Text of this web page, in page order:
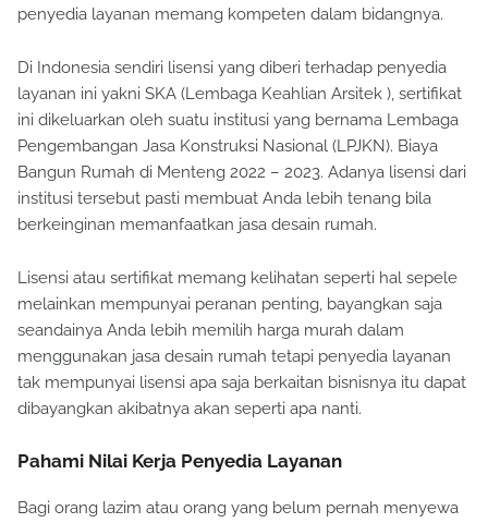
penyedia layanan memang kompeten dalam bidangnya.
Di Indonesia sendiri lisensi yang diberi terhadap penyedia
layanan ini yakni SKA (Lembaga Keahlian Arsitek ), sertifikat
ini dikeluarkan oleh suatu institusi yang bernama Lembaga
Pengembangan Jasa Konstruksi Nasional (LPJKN). Biaya
Bangun Rumah di Menteng 2022 – 2023. Adanya lisensi dari
institusi tersebut pasti membuat Anda lebih tenang bila
berkeinginan memanfaatkan jasa desain rumah.
Lisensi atau sertifikat memang kelihatan seperti hal sepele
melainkan mempunyai peranan penting, bayangkan saja
seandainya Anda lebih memilih harga murah dalam
menggunakan jasa desain rumah tetapi penyedia layanan
tak mempunyai lisensi apa saja berkaitan bisnisnya itu dapat
dibayangkan akibatnya akan seperti apa nanti.
Pahami Nilai Kerja Penyedia Layanan
Bagi orang lazim atau orang yang belum pernah menyewa